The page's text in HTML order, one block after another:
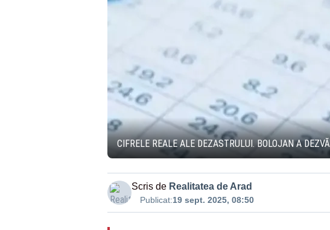
CIFRELE REALE ALE DEZASTRULUI. BOLOJAN A
Scris de Realitatea de Arad
Publicat:19 sept. 2025, 08:50